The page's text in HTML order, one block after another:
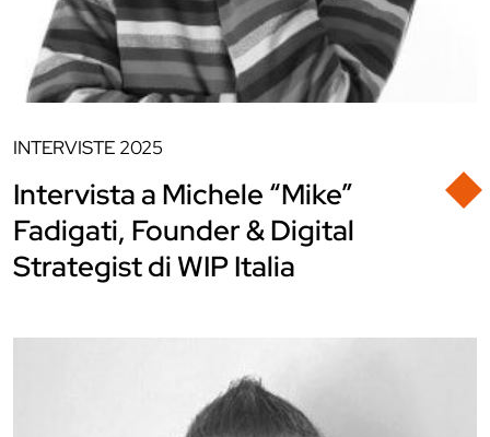
INTERVISTE 2025
Intervista a Michele “Mike”
Fadigati, Founder & Digital
Strategist di WIP Italia